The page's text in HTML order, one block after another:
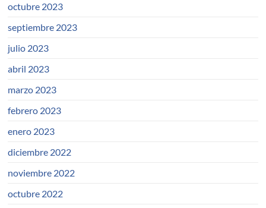
octubre 2023
septiembre 2023
julio 2023
abril 2023
marzo 2023
febrero 2023
enero 2023
diciembre 2022
noviembre 2022
octubre 2022